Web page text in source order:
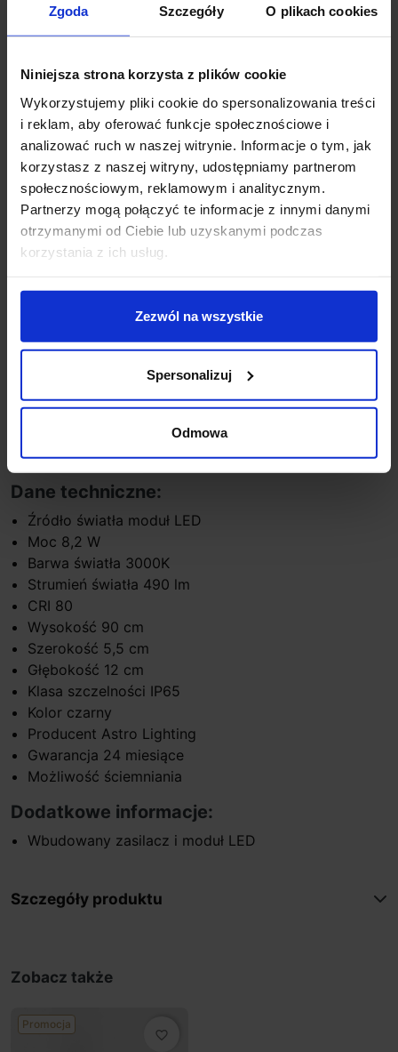
Zgoda Szczegóły O plikach cookies
Niniejsza strona korzysta z plików cookie
Wykorzystujemy pliki cookie do spersonalizowania treści
i reklam, aby oferować funkcje społecznościowe i
analizować ruch w naszej witrynie. Informacje o tym, jak
korzystasz z naszej witryny, udostępniamy partnerom
społecznościowym, reklamowym i analitycznym.
Partnerzy mogą połączyć te informacje z innymi danymi
otrzymanymi od Ciebie lub uzyskanymi podczas
korzystania z ich usług.
Zezwól na wszystkie
Spersonalizuj
Odmowa
Opis
ASTRO BAYVILLE SPIKE SPOT 900 1401023
montowana w podłożu lampa zewnętrzna z
obrotowym reflektorem. Oprawa wykończona jest w
kolorze czarnym i posiada podwyższony stopień
budynków oraz w miejscach narażonych na
bezpośrednie działanie wody oraz jej penetracje.
Źródłem światła jest LED o mocy 8.1W, który emituje
ciepłe, białe światło. Ruchoma głowica pozwala na
Nowoczesny design oraz doskonała technologia LED
powoduje, że doskonale nadaje się do oświetlenia
ogrodów, parków, firm czy posesji.
Dane techniczne:
Źródło światła moduł LED
Moc 8,2 W
Barwa światła 3000K
Strumień światła 490 lm
CRI 80
Wysokość 90 cm
Szerokość 5,5 cm
Głębokość 12 cm
Klasa szczelności IP65
Kolor czarny
Producent Astro Lighting
Gwarancja 24 miesiące
Możliwość ściemniania
Dodatkowe informacje:
Wbudowany zasilacz i moduł LED
Szczegóły produktu
Zobacz także
Promocja
favorite_border